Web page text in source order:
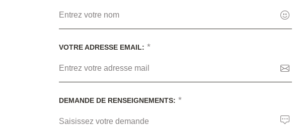
VOTRE ADRESSE EMAIL: *
DEMANDE DE RENSEIGNEMENTS: *